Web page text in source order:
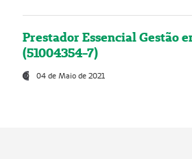
Prestador Essencial Gestão
(51004354-7)
04 de Maio de 2021